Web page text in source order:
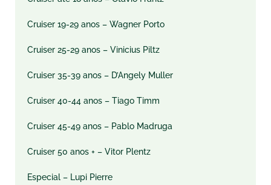
Cruiser 19-29 anos – Wagner Porto
Cruiser 25-29 anos – Vinicius Piltz
Cruiser 35-39 anos – D’Angely Muller
Cruiser 40-44 anos – Tiago Timm
Cruiser 45-49 anos – Pablo Madruga
Cruiser 50 anos + – Vitor Plentz
Especial – Lupi Pierre